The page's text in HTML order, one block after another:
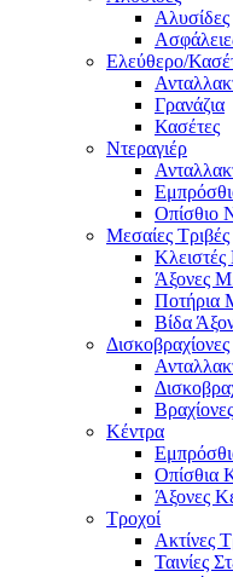
Αλυσίδες
Ελεύθερο/
Γρανάζια
Κασέτες
Ντεραγιέρ
Οπίσθιο
Μεσαίες Τριβές
Άξονες
Ποτήρια
Βίδα
Δισκοβραχίονες
Βραχίονες
Κέντρα
Οπίσθια
Άξονες
Τροχοί
Ακτίνες
Ταινίες